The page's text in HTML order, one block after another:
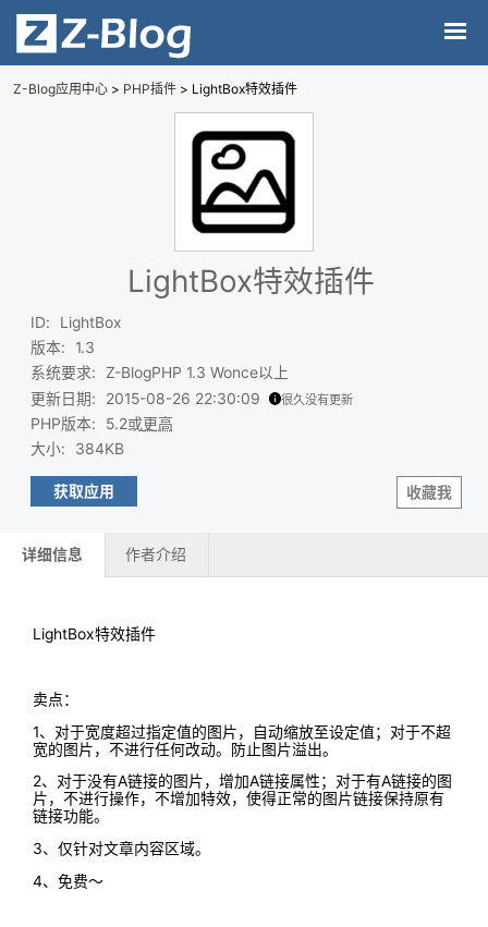
Z-Blog应用中心 > PHP插件 > LightBox特效插件
LightBox特效插件
ID:
LightBox
版本:
1.3
系统要求:
Z-BlogPHP 1.3 Wonce以上
更新日期: 2015-08-26 22:30:09 很久没有更新
PHP版本: 5.2或更高
大小: 384KB
收藏我
获取应用
详细信息 作者介绍
LightBox特效插件
卖点：
1、对于宽度超过指定值的图片，自动缩放至设定值；对于不超
宽的图片，不进行任何改动。防止图片溢出。
2、对于没有A链接的图片，增加A链接属性；对于有A链接的图
片，不进行操作，不增加特效，使得正常的图片链接保持原有
链接功能。
3、仅针对文章内容区域。
4、免费～